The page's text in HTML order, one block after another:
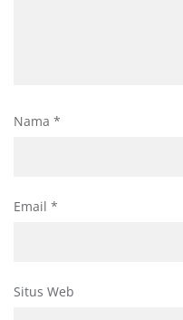
Nama *
Email *
Situs Web